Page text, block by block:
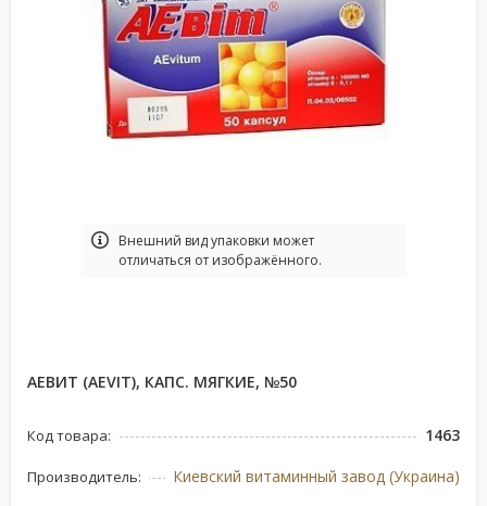
Bнешний вид упаковки может
отличаться от изображённого.
АЕВИТ (AEVIT), КАПС. МЯГКИЕ, №50
Код товара: 1463
Производитель: Киевский витаминный завод (Украина)